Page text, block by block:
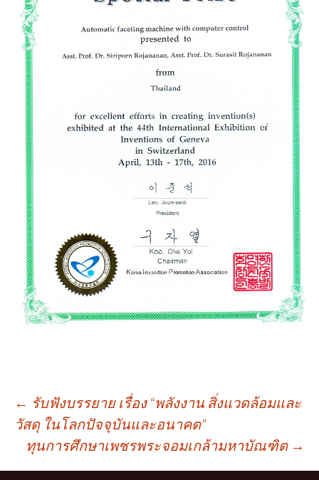
เมนู
นำทาง
← รับฟังบรรยาย เรื่อง “พลังงาน สิ่งแวดล้อมและ
วัสดุ ในโลกปัจจุบันและอนาคต”
ทุนการศึกษาเพชรพระจอมเกล้ามหาบัณฑิต →